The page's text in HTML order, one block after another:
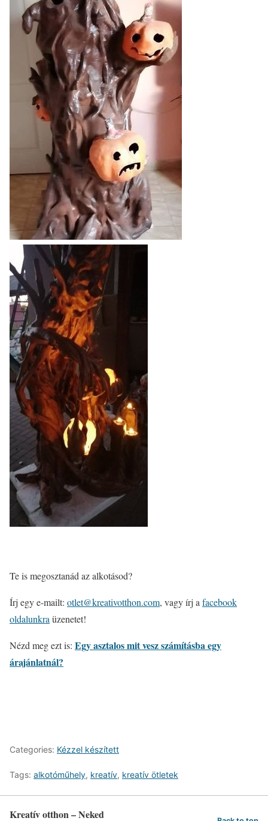
Te is megosztanád az alkotásod?
Írj egy e-mailt: otlet@kreativotthon.com, vagy írj afacebook
oldalunkraüzenetet!
Nézd meg ezt is: Egy asztalos mit vesz számításba egy
árajánlatnál?
Categories: Kézzel készített
Tags: alkotóműhely, kreatív, kreatív ötletek
Kreatív otthon – Neked